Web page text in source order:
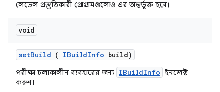
লেভেল প্রস্তুতিকারী প্রোগ্রামগুলোও এর অন্তর্ভুক্ত হবে।
void
setBuild ( IBuildInfo build)
পরীক্ষা চলাকালীন ব্যবহারের জন্য IBuildInfo ইনজেক্ট
করুন।